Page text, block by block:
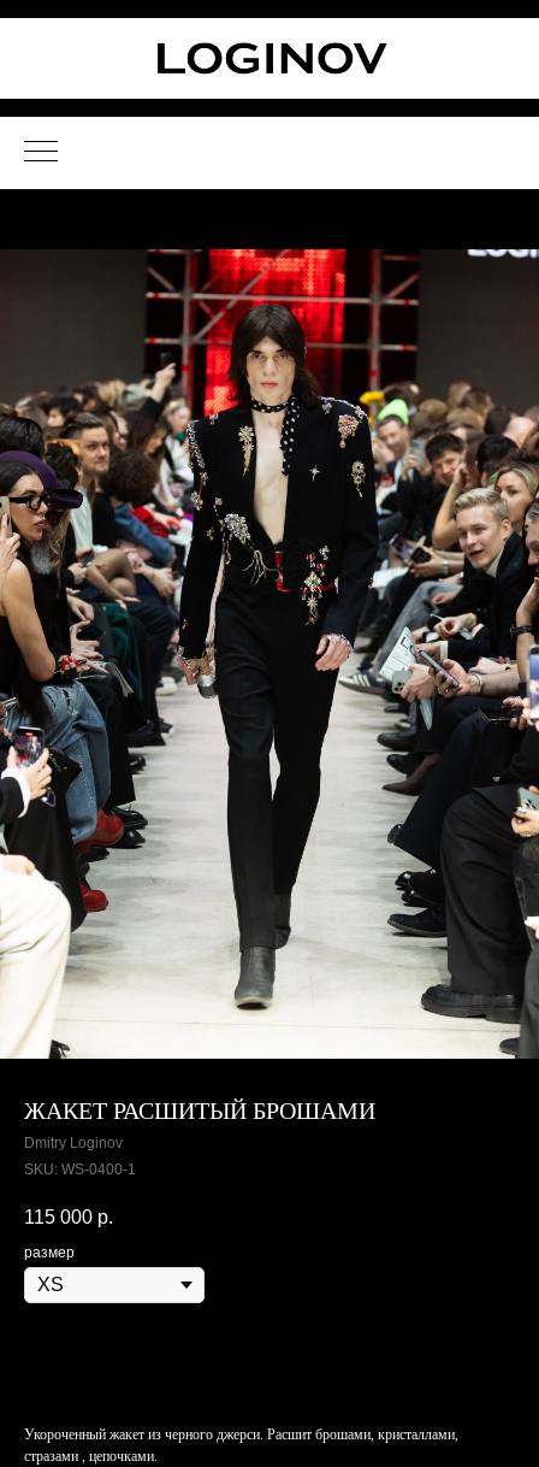
ЖАКЕТ РАСШИТЫЙ БРОШАМИ
Dmitry Loginov
SKU: WS-0400-1
115 000 р.
размер
Укороченный жакет из черного джерси. Расшит брошами, кристаллами,
стразами , цепочками.